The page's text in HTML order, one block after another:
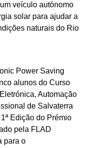
veículo autónomo
solar para ajudar a
naturais do Rio
Power Saving
alunos do Curso
Automação
de Salvaterra
Edição do Prémio
pela FLAD
para o